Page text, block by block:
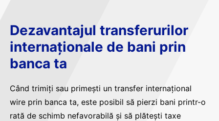
Dezavantajul transferurilor
internaționale de bani prin
banca ta
Când trimiți sau primești un transfer internațional
wire prin banca ta, este posibil să pierzi bani printr-o
rată de schimb nefavorabilă și să plătești taxe